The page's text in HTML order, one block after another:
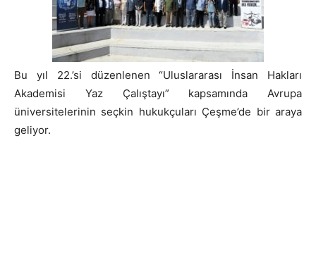
Bu yıl 22.’si düzenlenen “Uluslararası İnsan Hakları
Akademisi Yaz Çalıştayı” kapsamında Avrupa
üniversitelerinin seçkin hukukçuları Çeşme’de bir araya
geliyor.